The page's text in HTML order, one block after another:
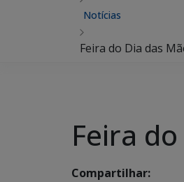
Notícias
Feira do Dia das
Feira
Compartilhar: